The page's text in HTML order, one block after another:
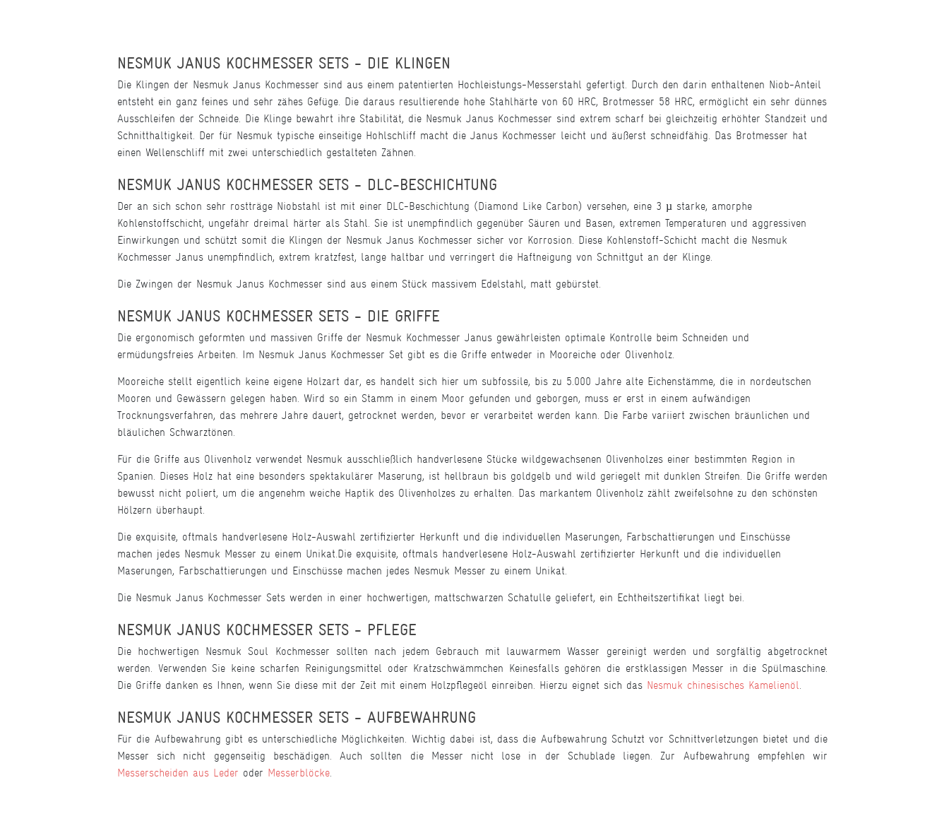
NESMUK JANUS KOCHMESSER SETS - DIE KLINGEN
Die Klingen der Nesmuk Janus Kochmesser sind aus einem patentierten Hochleistungs-Messerstahl gefertigt. Durch den darin enthaltenen Niob-Anteil
entsteht ein ganz feines und sehr zähes Gefüge. Die daraus resultierende hohe Stahlhärte von 60 HRC, Brotmesser 58 HRC, ermöglicht ein sehr dünnes
Ausschleifen der Schneide. Die Klinge bewahrt ihre Stabilität, die Nesmuk Janus Kochmesser sind extrem scharf bei gleichzeitig erhöhter Standzeit und
Schnitthaltigkeit. Der für Nesmuk typische einseitige Hohlschliff macht die Janus Kochmesser leicht und äußerst schneidfähig. Das Brotmesser hat
einen Wellenschliff mit zwei unterschiedlich gestalteten Zähnen.
NESMUK JANUS KOCHMESSER SETS - DLC-BESCHICHTUNG
Der an sich schon sehr rostträge Niobstahl ist mit einer DLC-Beschichtung (Diamond Like Carbon) versehen, eine 3 µ starke, amorphe
Kohlenstoffschicht, ungefähr dreimal härter als Stahl. Sie ist unempfindlich gegenüber Säuren und Basen, extremen Temperaturen und aggressiven
Einwirkungen und schützt somit die Klingen der Nesmuk Janus Kochmesser sicher vor Korrosion. Diese Kohlenstoff-Schicht macht die Nesmuk
Kochmesser Janus unempfindlich, extrem kratzfest, lange haltbar und verringert die Haftneigung von Schnittgut an der Klinge.
Die Zwingen der Nesmuk Janus Kochmesser sind aus einem Stück massivem Edelstahl, matt gebürstet.
NESMUK JANUS KOCHMESSER SETS - DIE GRIFFE
Die ergonomisch geformten und massiven Griffe der Nesmuk Kochmesser Janus gewährleisten optimale Kontrolle beim Schneiden und
ermüdungsfreies Arbeiten. Im Nesmuk Janus Kochmesser Set gibt es die Griffe entweder in Mooreiche oder Olivenholz.
Mooreiche stellt eigentlich keine eigene Holzart dar, es handelt sich hier um subfossile, bis zu 5.000 Jahre alte Eichenstämme, die in nordeutschen
Mooren und Gewässern gelegen haben. Wird so ein Stamm in einem Moor gefunden und geborgen, muss er erst in einem aufwändigen
Trocknungsverfahren, das mehrere Jahre dauert, getrocknet werden, bevor er verarbeitet werden kann. Die Farbe variiert zwischen bräunlichen und
bläulichen Schwarztönen.
Für die Griffe aus Olivenholz verwendet Nesmuk ausschließlich handverlesene Stücke wildgewachsenen Olivenholzes einer bestimmten Region in
Spanien. Dieses Holz hat eine besonders spektakulärer Maserung, ist hellbraun bis goldgelb und wild geriegelt mit dunklen Streifen. Die Griffe werden
bewusst nicht poliert, um die angenehm weiche Haptik des Olivenholzes zu erhalten. Das markantem Olivenholz zählt zweifelsohne zu den schönsten
Hölzern überhaupt.
Die exquisite, oftmals handverlesene Holz-Auswahl zertifizierter Herkunft und die individuellen Maserungen, Farbschattierungen und Einschüsse
machen jedes Nesmuk Messer zu einem Unikat.Die exquisite, oftmals handverlesene Holz-Auswahl zertifizierter Herkunft und die individuellen
Maserungen, Farbschattierungen und Einschüsse machen jedes Nesmuk Messer zu einem Unikat.
Die Nesmuk Janus Kochmesser Sets werden in einer hochwertigen, mattschwarzen Schatulle geliefert, ein Echtheitszertifikat liegt bei.
NESMUK JANUS KOCHMESSER SETS - PFLEGE
Die hochwertigen Nesmuk Soul Kochmesser sollten nach jedem Gebrauch mit lauwarmem Wasser gereinigt werden und sorgfältig abgetrocknet
werden. Verwenden Sie keine scharfen Reinigungsmittel oder Kratzschwämmchen Keinesfalls gehören die erstklassigen Messer in die Spülmaschine.
Die Griffe danken es Ihnen, wenn Sie diese mit der Zeit mit einem Holzpflegeöl einreiben. Hierzu eignet sich das Nesmuk chinesisches Kamelienöl.
NESMUK JANUS KOCHMESSER SETS - AUFBEWAHRUNG
Für die Aufbewahrung gibt es unterschiedliche Möglichkeiten. Wichtig dabei ist, dass die Aufbewahrung Schutzt vor Schnittverletzungen bietet und die
Messer sich nicht gegenseitig beschädigen. Auch sollten die Messer nicht lose in der Schublade liegen. Zur Aufbewahrung empfehlen wir
Messerscheiden aus Leder oder Messerblöcke.